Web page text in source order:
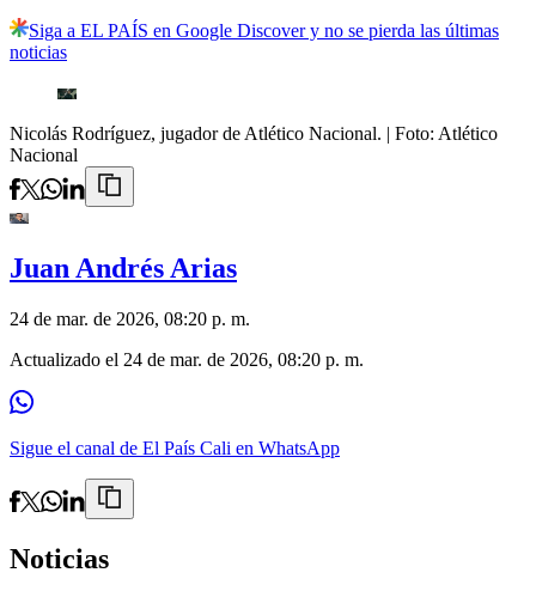
Siga a EL PAÍS en Google Discover y no se pierda las últimas
noticias
Nicolás Rodríguez, jugador de Atlético Nacional. | Foto: Atlético
Nacional
Juan Andrés Arias
24 de mar. de 2026, 08:20 p. m.
Actualizado el 24 de mar. de 2026, 08:20 p. m.
Sigue el canal de El País Cali en WhatsApp
Noticias